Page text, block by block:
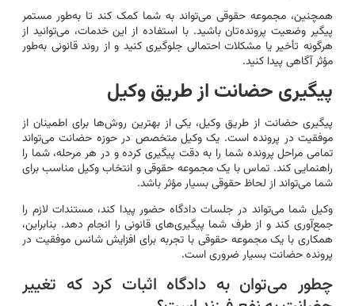
همچنین، مجموعه حقوقی می‌تواند به شما کمک کند تا به‌طور مستمر
پیگیر وضعیت پرونده‌تان باشید. با استفاده از این خدمات، می‌توانید از
هرگونه تأخیر یا مشکلات احتمالی جلوگیری کنید و از روند قانونی به‌طور
مؤثر آگاهی پیدا کنید.
پیگیری حضانت از طریق وکیل
پیگیری حضانت از طریق وکیل، یکی از بهترین روش‌ها برای اطمینان از
موفقیت در پرونده است. یک وکیل متخصص در حوزه حضانت می‌تواند
تمامی مراحل پرونده شما را به دقت پیگیری کرده و در هر مرحله، شما را
راهنمایی کند. تماس با یک مجموعه حقوقی و انتخاب وکیل مناسب برای
شما می‌تواند از لحاظ حقوقی بسیار مؤثر باشد.
وکیل شما می‌تواند در جلسات دادگاه حضور پیدا کند، مستندات لازم را
جمع‌آوری کند و از طرف شما پیگیری‌های قانونی را انجام دهد. بنابراین،
همکاری با یک مجموعه حقوقی با تجربه برای افزایش شانس موفقیت در
پرونده حضانت بسیار ضروری است.
چطور می‌توان به دادگاه اثبات کرد که تغییر